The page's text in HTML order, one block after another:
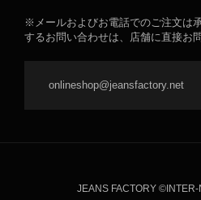
※メールおよびお電話でのご注文は
するお問い合わせは、店舗に直接お
onlineshop@jeansfactory.net
JEANS FACTORY ©INTER-